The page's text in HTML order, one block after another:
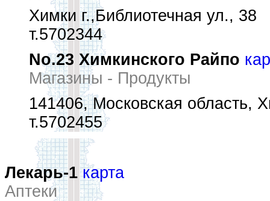
Химки г.,Библиотечная ул., 38
т.5702344
No.23 Химкинского Райпо
Магазины - Продукты
141406, Московская область,
т.5702455
Лекарь-1 карта
Аптеки